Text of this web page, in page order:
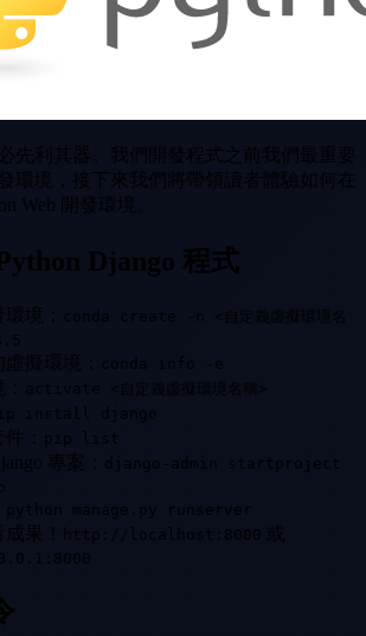
先利其器。我們開發程式之前我們最重要
環境，接下來我們將帶領讀者體驗如何在
Web 開發環境。
Django 程式
境： conda create -n <自定義虛擬環境名
擬環境： conda info -e
activate <自定義虛擬環境名稱>
install django
： pip list
專案： django-admin startproject
python manage.py runserver
果！ http://localhost:8000 或